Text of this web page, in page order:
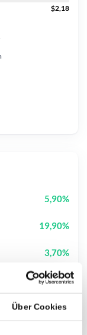
Über Cookies
$2,18
5,90%
19,90%
3,70%
113,50%
1,80%